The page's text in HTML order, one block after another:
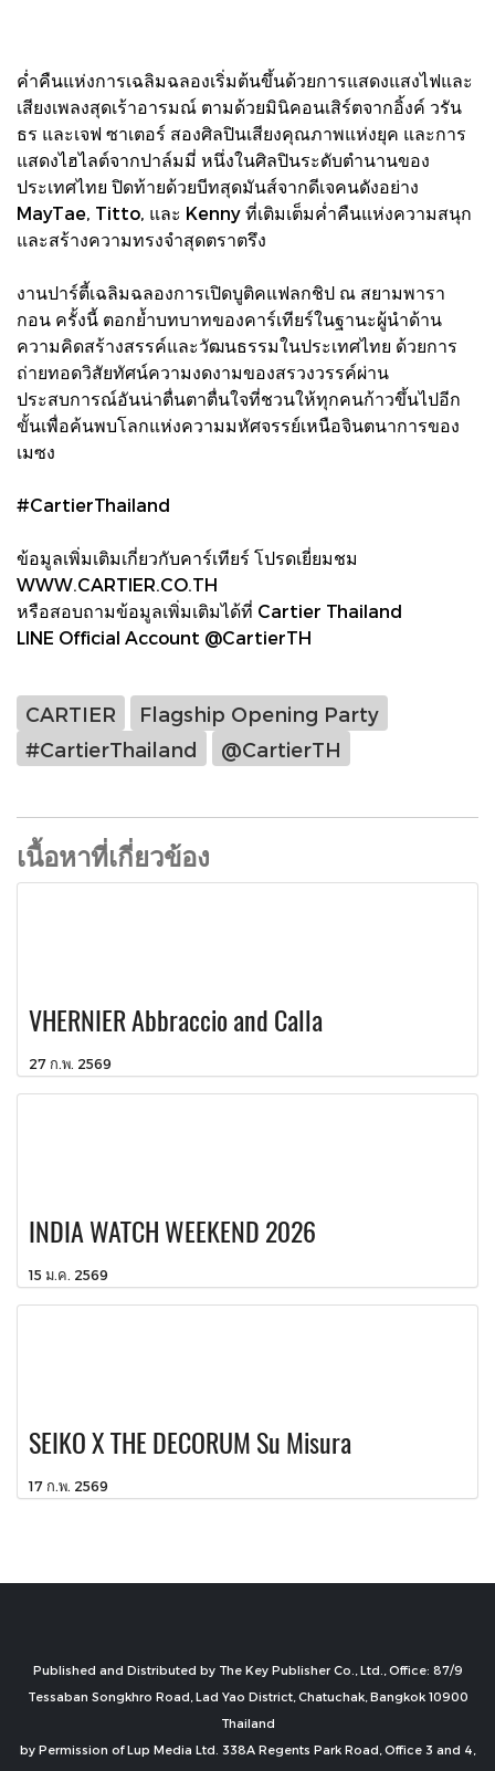
ค่ำคืนแห่งการเฉลิมฉลองเริ่มต้นขึ้นด้วยการแสดงแสงไฟและ
เสียงเพลงสุดเร้าอารมณ์ ตามด้วยมินิคอนเสิร์ตจากอิ้งค์ วรัน
ธร และเจฟ ซาเตอร์ สองศิลปินเสียงคุณภาพแห่งยุค และการ
แสดงไฮไลต์จากปาล์มมี่ หนึ่งในศิลปินระดับตำนานของ
ประเทศไทย ปิดท้ายด้วยบีทสุดมันส์จากดีเจคนดังอย่าง
MayTae, Titto, และ Kenny ที่เติมเต็มค่ำคืนแห่งความสนุก
และสร้างความทรงจำสุดตราตรึง
งานปาร์ตี้เฉลิมฉลองการเปิดบูติคแฟลกชิป ณ สยามพารา
กอน ครั้งนี้ ตอกย้ำบทบาทของคาร์เทียร์ในฐานะผู้นำด้าน
ความคิดสร้างสรรค์และวัฒนธรรมในประเทศไทย ด้วยการ
ถ่ายทอดวิสัยทัศน์ความงดงามของสรวงวรรค์ผ่าน
ประสบการณ์อันน่าตื่นตาตื่นใจที่ชวนให้ทุกคนก้าวขึ้นไปอีก
ขั้นเพื่อค้นพบโลกแห่งความมหัศจรรย์เหนือจินตนาการของ
เมซง
#CartierThailand
ข้อมูลเพิ่มเติมเกี่ยวกับคาร์เทียร์ โปรดเยี่ยมชม
WWW.CARTIER.CO.TH
หรือสอบถามข้อมูลเพิ่มเติมได้ที่ Cartier Thailand
LINE Official Account @CartierTH
CARTIER
Flagship Opening Party
#CartierThailand
@CartierTH
เนื้อหาที่เกี่ยวข้อง
VHERNIER Abbraccio and Calla
27 ก.พ. 2569
INDIA WATCH WEEKEND 2026
15 ม.ค. 2569
SEIKO X THE DECORUM Su Misura
17 ก.พ. 2569
Published and Distributed by The Key Publisher Co., Ltd., Office: 87/9
Tessaban Songkhro Road, Lad Yao District, Chatuchak, Bangkok 10900
Thailand
by Permission of Lup Media Ltd. 338A Regents Park Road, Office 3 and 4,